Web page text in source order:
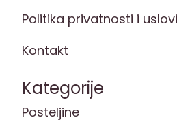
Politika privatnosti i
Kontakt
Kategorije
Posteljine